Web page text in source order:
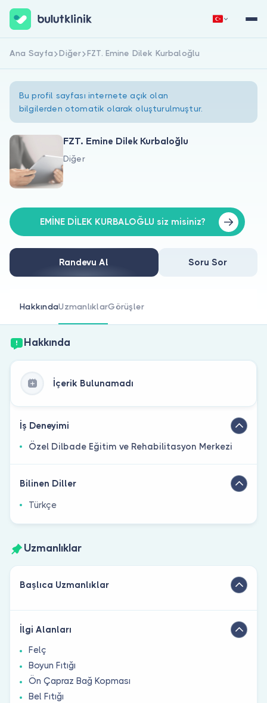
Hakkımızda
Doktorlar için
Doktor musunuz?
Hemen Kaydol Giriş Yap
Ana Sayfa Diğer FZT. Emine Dilek Kurbaloğlu
Bu profil sayfası internete açık olan
bilgilerden otomatik olarak oluşturulmuştur.
FZT. Emine Dilek Kurbaloğlu
Diğer
EMİNE DİLEK KURBALOĞLU siz misiniz?
Randevu Al Soru Sor
HakkındaUzmanlıklarGörüşler
Hakkında
İçerik Bulunamadı
İş Deneyimi
Özel Dilbade Eğitim ve Rehabilitasyon Merkezi
Bilinen Diller
Türkçe
Uzmanlıklar
Başlıca Uzmanlıklar
İlgi Alanları
Felç
Boyun Fıtığı
Ön Çapraz Bağ Kopması
Bel Fıtığı